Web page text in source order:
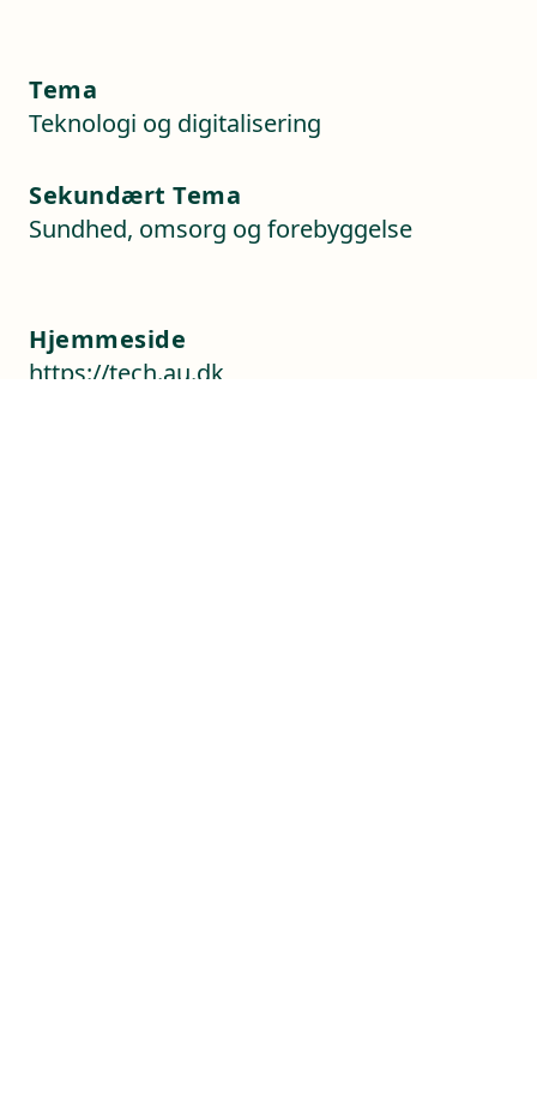
Tema
Teknologi og digitalisering
Sekundært Tema
Sundhed, omsorg og forebyggelse
Hjemmeside
https://tech.au.dk